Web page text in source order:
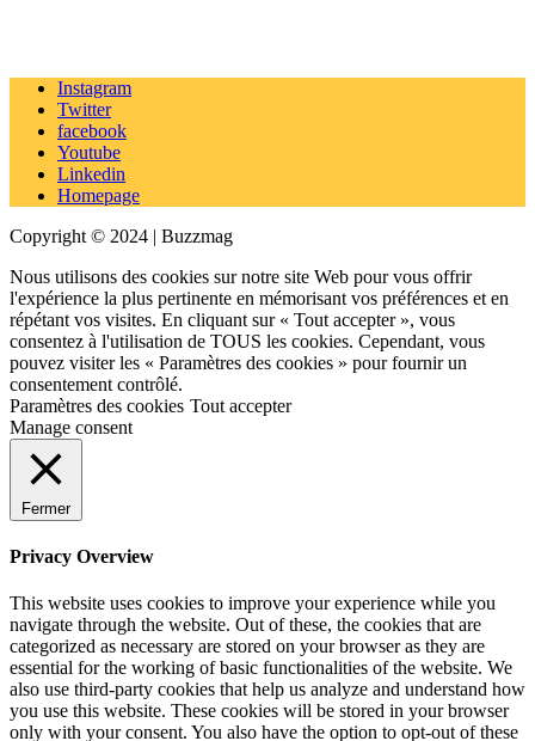
Instagram
Twitter
facebook
Youtube
Linkedin
Homepage
Copyright © 2024 | Buzzmag
Nous utilisons des cookies sur notre site Web pour vous offrir
l'expérience la plus pertinente en mémorisant vos préférences et en
répétant vos visites. En cliquant sur « Tout accepter », vous
consentez à l'utilisation de TOUS les cookies. Cependant, vous
pouvez visiter les « Paramètres des cookies » pour fournir un
consentement contrôlé.
Paramètres des cookies Tout accepter
Manage consent
Fermer
Privacy Overview
This website uses cookies to improve your experience while you
navigate through the website. Out of these, the cookies that are
categorized as necessary are stored on your browser as they are
essential for the working of basic functionalities of the website. We
also use third-party cookies that help us analyze and understand how
you use this website. These cookies will be stored in your browser
only with your consent. You also have the option to opt-out of these